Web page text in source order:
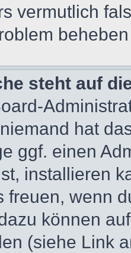
vermutlich
steht auf
hat
ggf. einen
installieren
freuen, wenn
können
(siehe Link